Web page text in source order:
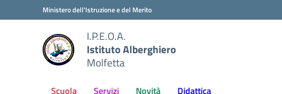
Vai ai contenuti
Vai al menu di navigazioneMinistero dell'Istruzione e del Merito
I.P.E.O.A.
Istituto Alberghiero
Molfetta
Scuola Servizi Novità Didattica